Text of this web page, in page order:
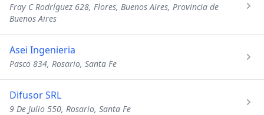
Fray C Rodríguez 628, Flores, Buenos Aires, Provincia de
Buenos Aires
Asei Ingenieria
Pasco 834, Rosario, Santa Fe
Difusor SRL
9 De Julio 550, Rosario, Santa Fe